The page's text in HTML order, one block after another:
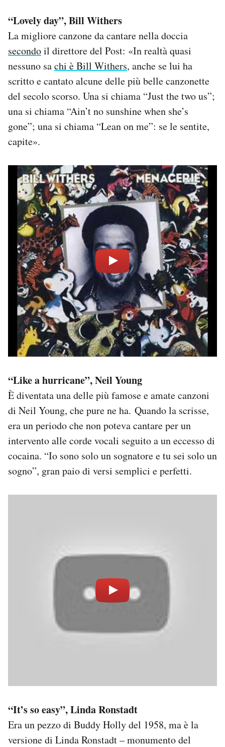
“Lovely day”, Bill Withers
La migliore canzone da cantare nella doccia
secondoil direttore del Post: «In realtà quasi
nessuno sachi è Bill Withers, anche se lui ha
scritto e cantato alcune delle più belle canzonette
del secolo scorso. Una si chiama “Just the two us”;
una si chiama “Ain’t no sunshine when she’s
gone”; una si chiama “Lean on me”: se le sentite,
capite».
“Like a hurricane”, Neil Young
È diventata una delle più famose e amate canzoni
di Neil Young, che pure ne ha. Quando la scrisse,
era un periodo che non poteva cantare per un
intervento alle corde vocali seguito a un eccesso di
cocaina. “Io sono solo un sognatore e tu sei solo un
sogno”, gran paio di versi semplici e perfetti.
“It’s so easy”, Linda Ronstadt
Era un pezzo di Buddy Holly del 1958, ma è la
versione di Linda Ronstadt – monumento del